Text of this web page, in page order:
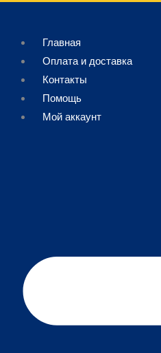
содержимому
Главная
Оплата и доставка
Контакты
Помощь
Мой аккаунт